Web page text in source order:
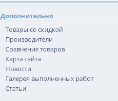
Дополнительно
Товары со скидкой
Производители
Сравнение товаров
Карта сайта
Новости
Галерея выполненных работ
Статьи